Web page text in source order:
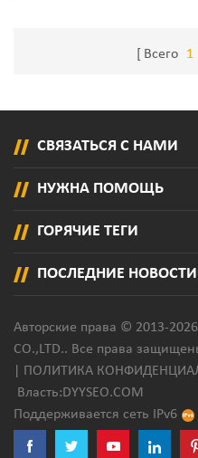
Всего 1
СВЯЗАТЬСЯ С НАМИ
НУЖНА ПОМОЩЬ
ГОРЯЧИЕ ТЕГИ
ПОСЛЕДНИЕ НОВОСТИ
Авторские права © 2013-
CO.,LTD.. Все права
ПОЛИТИКА
Власть:DYYSEO.COM
Поддерживается сеть IPv6